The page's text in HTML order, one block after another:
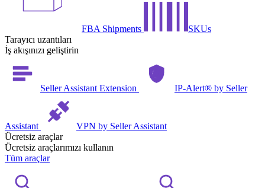
FBA Shipments
SKUs
Tarayıcı uzantıları
İş akışınızı geliştirin
Seller Assistant Extension IP-Alert® by Seller
Assistant
VPN by Seller Assistant
Ücretsiz araçlar
Ücretsiz araçlarımızı kullanın
Tüm araçlar